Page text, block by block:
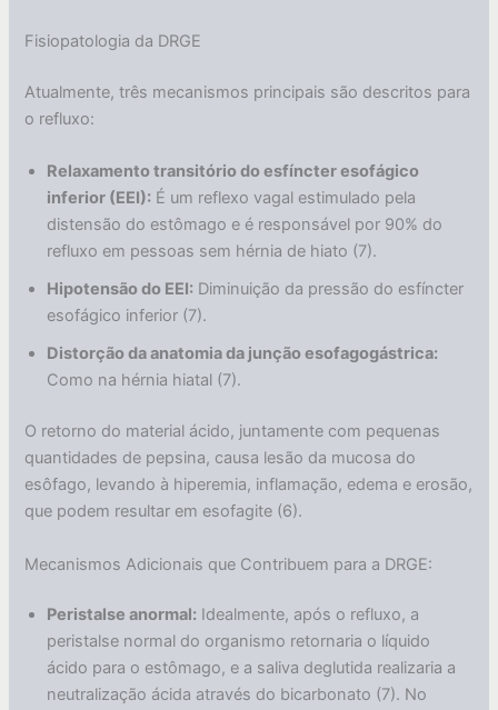
Fisiopatologia da DRGE
Atualmente, três mecanismos principais são descritos para
o refluxo:
Relaxamento transitório do esfíncter esofágico
inferior (EEI): É um reflexo vagal estimulado pela
distensão do estômago e é responsável por 90% do
refluxo em pessoas sem hérnia de hiato (7).
Hipotensão do EEI: Diminuição da pressão do esfíncter
esofágico inferior (7).
Distorção da anatomia da junção esofagogástrica:
Como na hérnia hiatal (7).
O retorno do material ácido, juntamente com pequenas
quantidades de pepsina, causa lesão da mucosa do
esôfago, levando à hiperemia, inflamação, edema e erosão,
que podem resultar em esofagite (6).
Mecanismos Adicionais que Contribuem para a DRGE:
Peristalse anormal: Idealmente, após o refluxo, a
peristalse normal do organismo retornaria o líquido
ácido para o estômago, e a saliva deglutida realizaria a
neutralização ácida através do bicarbonato (7). No